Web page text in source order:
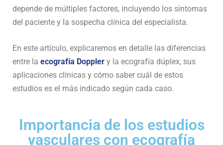
depende de múltiples factores, incluyendo los síntomas
del paciente y la sospecha clínica del especialista.
En este artículo, explicaremos en detalle las diferencias
entre la ecografía Doppler y la ecografía dúplex, sus
aplicaciones clínicas y cómo saber cuál de estos
estudios es el más indicado según cada caso.
Importancia de los estudios
vasculares con ecografía